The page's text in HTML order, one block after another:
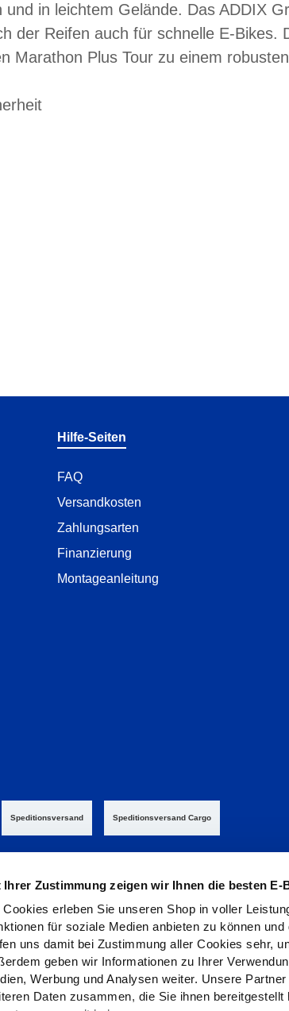
Ihrer Zustimmung zeigen wir Ihnen die besten E-
Cookies erleben Sie unseren Shop in voller
für soziale Medien anbieten zu können
uns damit bei Zustimmung aller Cookies sehr,
geben wir Informationen zu Ihrer
Werbung und Analysen weiter. Unsere
Daten zusammen, die Sie ihnen
in leichtem Gelände. Das ADDIX
der Reifen auch für schnelle E-
Marathon Plus Tour zu einem
Hilfe-Seiten
FAQ
Versandkosten
Zahlungsarten
Finanzierung
Montageanleitung
Speditionsversand Speditionsversand Cargo
Impressum Datenschutz Barrierefreiheit